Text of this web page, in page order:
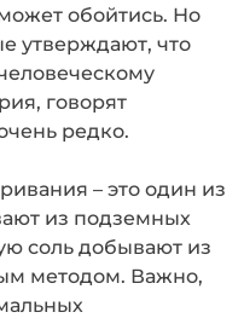
обойтись. Но
утверждают, что
говорят
редко.
– это один из
из подземных
соль добывают из
методом. Важно,